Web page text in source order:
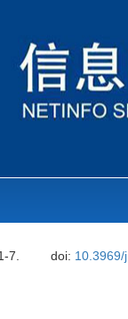
7. doi: 10.3969/